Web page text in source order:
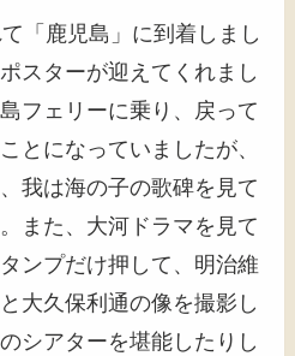
「鹿児島」に到着しまし
スターが迎えてくれまし
フェリーに乗り、戻って
とになっていましたが、
我は海の子の歌碑を見て
また、大河ドラマを見て
ンプだけ押して、明治維
大久保利通の像を撮影し
シアターを堪能したりし